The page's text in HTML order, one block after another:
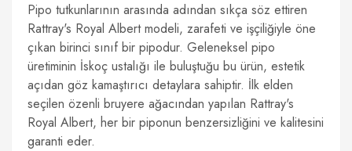
Pipo tutkunlarının arasında adından sıkça söz ettiren
Rattray's Royal Albert modeli, zarafeti ve işçiliğiyle öne
çıkan birinci sınıf bir pipodur. Geleneksel pipo
üretiminin İskoç ustalığı ile buluştuğu bu ürün, estetik
açıdan göz kamaştırıcı detaylara sahiptir. İlk elden
seçilen özenli bruyere ağacından yapılan Rattray's
Royal Albert, her bir piponun benzersizliğini ve kalitesini
garanti eder.